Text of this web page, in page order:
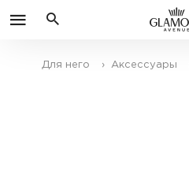
Для него › Аксессуары